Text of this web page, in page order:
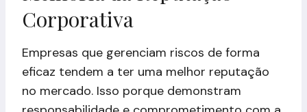
Corporativa
Empresas que gerenciam riscos de forma
eficaz tendem a ter uma melhor reputação
no mercado. Isso porque demonstram